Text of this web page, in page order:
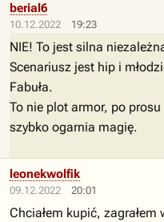
10.12.2022 19:23
berial6
NIE! To jest silna
Scenariusz jest hip i
Fabuła.
To nie plot armor, po
szybko ogarnia magię.
09.12.2022 20:01
leonekwolfik
Chciałem kupić,